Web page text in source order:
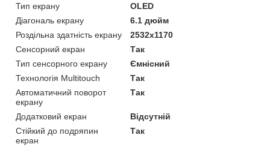
Тип екрану
OLED
Діагональ екрану
6.1 дюйм
Роздільна здатність екрану
2532x1170
Сенсорний екран
Так
Тип сенсорного екрану
Ємнісний
Технологія Multitouch
Так
Автоматичний поворот
екрану
Так
Додатковий екран
Відсутній
Стійкий до подряпин
екран
Так